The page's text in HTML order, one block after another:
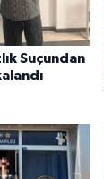
Suçundan